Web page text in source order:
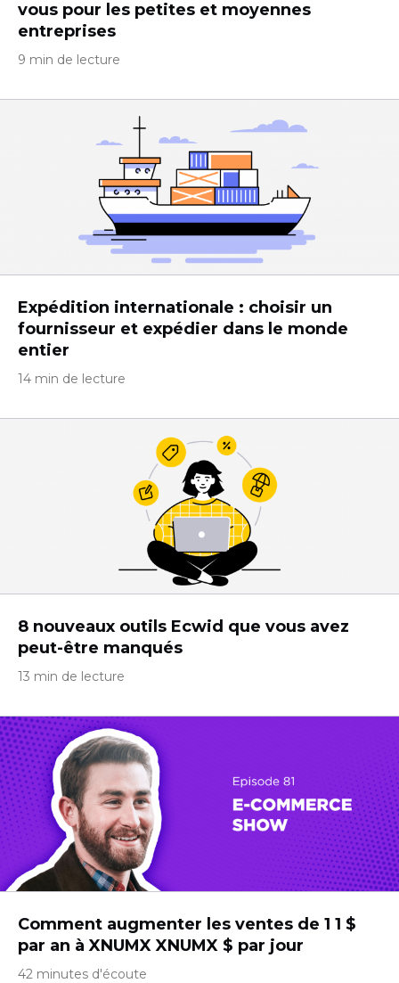
vous pour les petites et moyennes
entreprises
9 min de lecture
Expédition internationale : choisir un
fournisseur et expédier dans le monde
entier
14 min de lecture
8 nouveaux outils Ecwid que vous avez
peut-être manqués
13 min de lecture
Comment augmenter les ventes de 1 1 $
par an à XNUMX XNUMX $ par jour
42 minutes d'écoute